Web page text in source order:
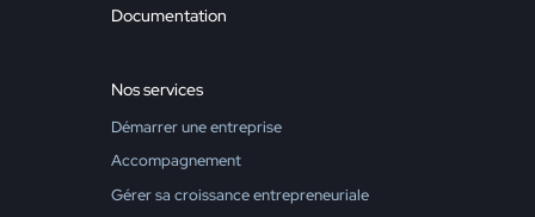
Documentation
Nos services
Démarrer une entreprise
Accompagnement
Gérer sa croissance entrepreneuriale